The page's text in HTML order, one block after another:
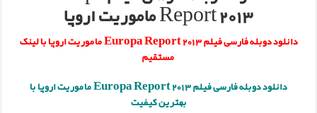
بازی دوم ایران لهستان؛ لیگ جهانی والیبال ۲۰۱۵
دانلود ویدیو مراسم افتتاحیه لیگ قهرمانان اروپا
Report 2013 ماموریت اروپا
دانلود دوبله فارسی فیلم Europa Report 2013 ماموریت اروپا با لینک
مستقیم
دانلود دوبله فارسی فیلم Europa Report 2013 ماموریت اروپا با
بهترین کیفیت